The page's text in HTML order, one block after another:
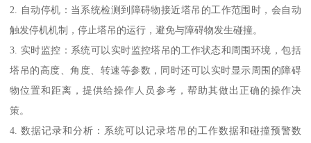
2. 自动停机：当系统检测到障碍物接近塔吊的工作范围时，会自动
触发停机机制，停止塔吊的运行，避免与障碍物发生碰撞。
3. 实时监控：系统可以实时监控塔吊的工作状态和周围环境，包括
塔吊的高度、角度、转速等参数，同时还可以实时显示周围的障碍
物位置和距离，提供给操作人员参考，帮助其做出正确的操作决
策。
4. 数据记录和分析：系统可以记录塔吊的工作数据和碰撞预警数